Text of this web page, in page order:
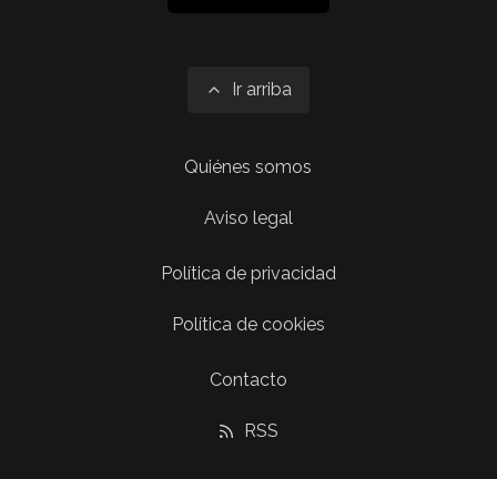
Ir arriba
Quiénes somos
Aviso legal
Política de privacidad
Política de cookies
Contacto
RSS